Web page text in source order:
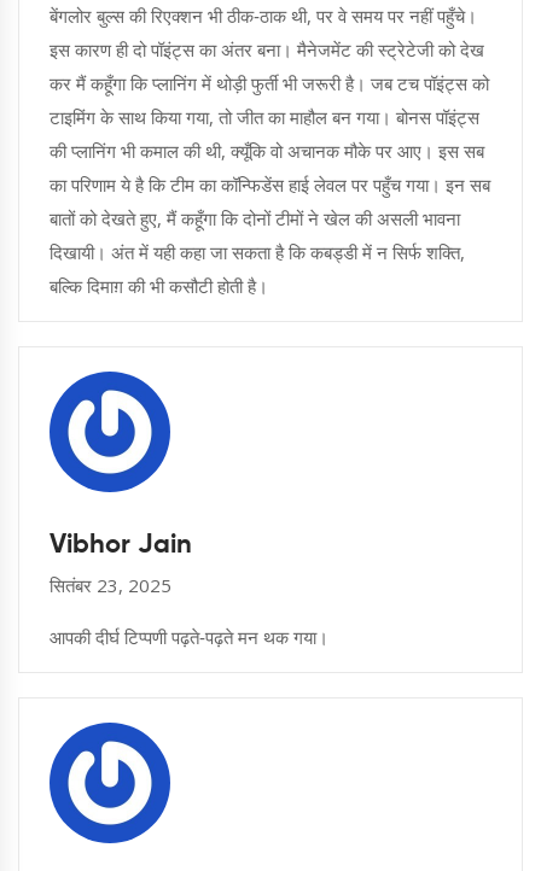
बेंगलोर बुल्स की रिएक्शन भी ठीक‑ठाक थी, पर वे समय पर नहीं पहुँचे।
इस कारण ही दो पॉइंट्स का अंतर बना। मैनेजमेंट की स्ट्रेटेजी को देख
कर मैं कहूँगा कि प्लानिंग में थोड़ी फुर्ती भी जरूरी है। जब टच पॉइंट्स को
टाइमिंग के साथ किया गया, तो जीत का माहौल बन गया। बोनस पॉइंट्स
की प्लानिंग भी कमाल की थी, क्यूँकि वो अचानक मौके पर आए। इस सब
का परिणाम ये है कि टीम का कॉन्फिडेंस हाई लेवल पर पहुँच गया। इन सब
बातों को देखते हुए, मैं कहूँगा कि दोनों टीमों ने खेल की असली भावना
दिखायी। अंत में यही कहा जा सकता है कि कबड्डी में न सिर्फ शक्ति,
बल्कि दिमाग़ की भी कसौटी होती है।
Vibhor Jain
सितंबर 23, 2025
आपकी दीर्घ टिप्पणी पढ़ते‑पढ़ते मन थक गया।